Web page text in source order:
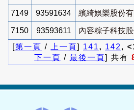
7149 93591634 繽綺娛樂股份有
7150 93593611
內容粽子科技
[第一頁 / 上一頁] 141 , 142 ,
下一頁 / 最後一頁] 共有